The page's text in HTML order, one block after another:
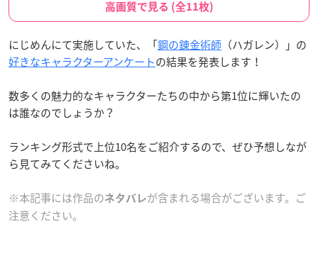
高画質で見る (全11枚)
にじめんにて実施していた、「鋼の錬金術師 （ハガレン）」の
好きなキャラクターアンケートの結果を発表します！
数多くの魅力的なキャラクターたちの中から第1位に輝いたの
は誰なのでしょうか？
ランキング形式で上位10名をご紹介するので、ぜひ予想しなが
ら見てみてくださいね。
※本記事には作品のネタバレが含まれる場合がございます。ご
注意ください。